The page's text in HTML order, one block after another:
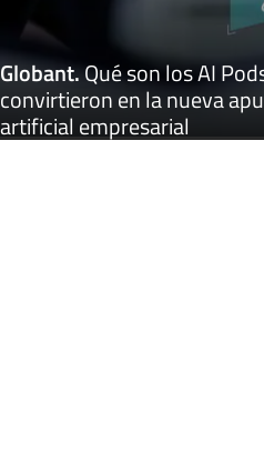
Globant.Qué son los AI
convirtieron en la nueva
artificial empresarial